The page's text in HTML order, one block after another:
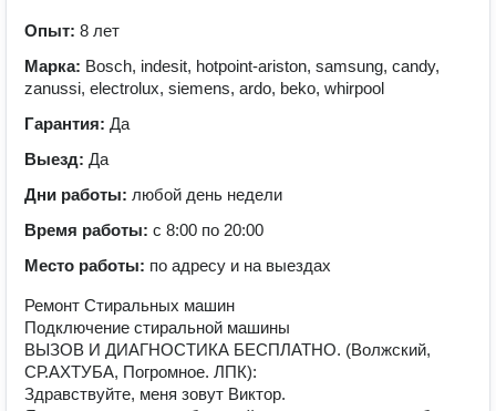
Опыт: 8 лет
Марка: Bosch, indesit, hotpoint-ariston, samsung, candy,
zanussi, electrolux, siemens, ardo, beko, whirpool
Гарантия: Да
Выезд: Да
Дни работы: любой день недели
Время работы: с 8:00 по 20:00
Место работы: по адресу и на выездах
Ремонт Стиральных машин
Подключение стиральной машины
ВЫЗОВ И ДИАГНОСТИКА БЕСПЛАТНО. (Волжский,
СР.АХТУБА, Погромное. ЛПК):
Здрaвcтвуйте, меня зовут Виктор.